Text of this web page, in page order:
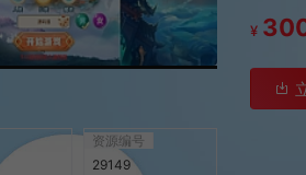
资源编号
29149
¥